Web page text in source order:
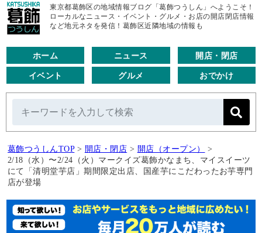
東京都葛飾区の地域情報ブログ「葛飾つうしん」へようこそ！
ローカルなニュース・イベント・グルメ・お店の開店閉店情報
など地元ネタを発信！葛飾区近隣地域の情報も
ホーム ニュース 開店・閉店
イベント グルメ おでかけ
葛飾つうしんTOP > 開店・閉店 > 開店（オープン）
>
2/18（水）〜2/24（火）マークイズ葛飾かなまち、マイスイーツ
にて「清明堂芋店」期間限定出店、国産芋にこだわったお芋専門
店が登場